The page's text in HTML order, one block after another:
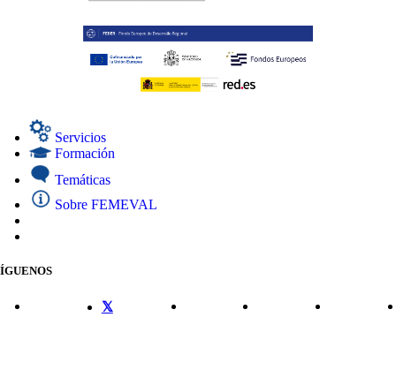
Servicios
Formación
Temáticas
Sobre FEMEVAL